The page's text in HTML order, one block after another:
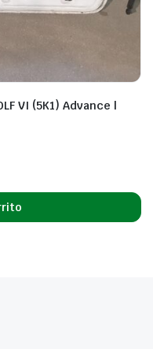
VI (5K1) Advance |